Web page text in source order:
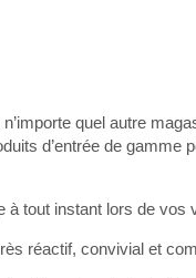
quel autre
d’entrée de gamme
à tout instant lors de vos
réactif, convivial et